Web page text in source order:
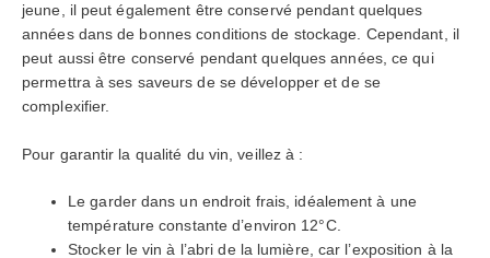
jeune, il peut également être conservé pendant quelques
années dans de bonnes conditions de stockage. Cependant, il
peut aussi être conservé pendant quelques années, ce qui
permettra à ses saveurs de se développer et de se
complexifier.
Pour garantir la qualité du vin, veillez à :
Le garder dans un endroit frais, idéalement à une
température constante d’environ 12°C.
Stocker le vin à l’abri de la lumière, car l’exposition à la